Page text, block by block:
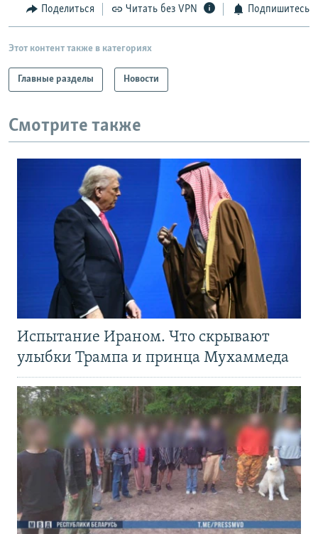
Поделиться Читать без VPN Подпишитесь
Этот контент также в категориях
Главные разделы Новости
Смотрите также
Испытание Ираном. Что скрывают
улыбки Трампа и принца Мухаммеда